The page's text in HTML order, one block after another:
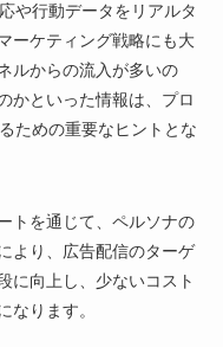
や行動データをリアルタ
ーケティング戦略にも大
ルからの流入が多いの
かといった情報は、プロ
ための重要なヒントとな
トを通じて、ペルソナの
より、広告配信のターゲ
に向上し、少ないコスト
なります。